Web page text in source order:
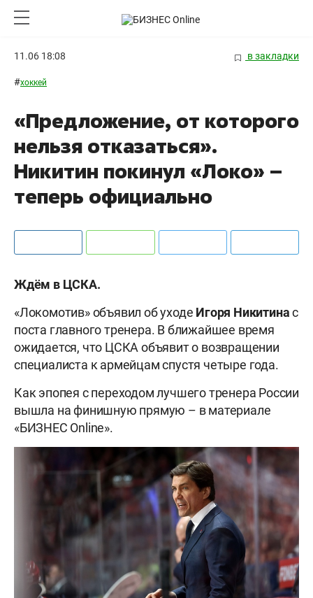
11.06 18:08 в закладки
#хоккей
«Предложение, от которого
нельзя отказаться».
Никитин покинул «Локо» –
теперь официально
Ждём в ЦСКА.
«Локомотив» объявил об уходе Игоря Никитинас
поста главного тренера. В ближайшее время
ожидается, что ЦСКА объявит о возвращении
специалиста к армейцам спустя четыре года.
Как эпопея с переходом лучшего тренера России
вышла на финишную прямую – в материале
«БИЗНЕС Online».